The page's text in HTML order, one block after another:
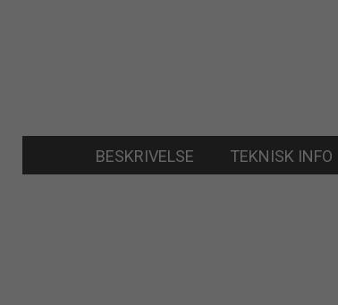
BESKRIVELSE TEKNISK INFO